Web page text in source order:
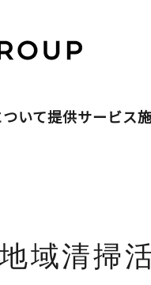
いて提供サービス
域清掃活